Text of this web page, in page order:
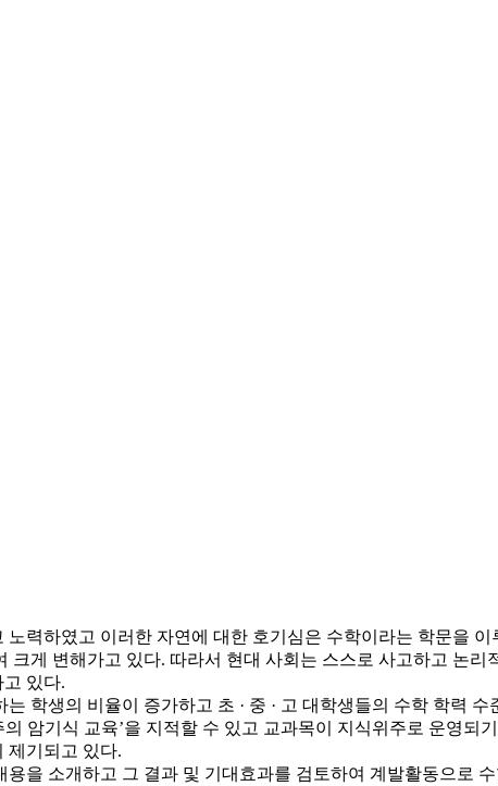
력하였고 이러한 자연에 대한 호기심은 수학이라는 학문을
게 변해가고 있다. 따라서 현대 사회는 스스로 사고하고 논리
있다.
학생의 비율이 증가하고 초 · 중 · 고 대학생들의 수학 학력
암기식 교육’을 지적할 수 있고 교과목이 지식위주로 운영되
제기되고 있다.
을 소개하고 그 결과 및 기대효과를 검토하여 계발활동으로